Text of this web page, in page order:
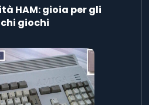
HAM: gioia per gli
giochi